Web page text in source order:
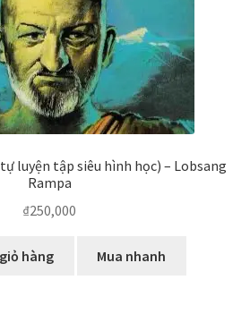
luyện tập siêu hình học) – Lobsang
Rampa
₫250,000
hàng Mua nhanh